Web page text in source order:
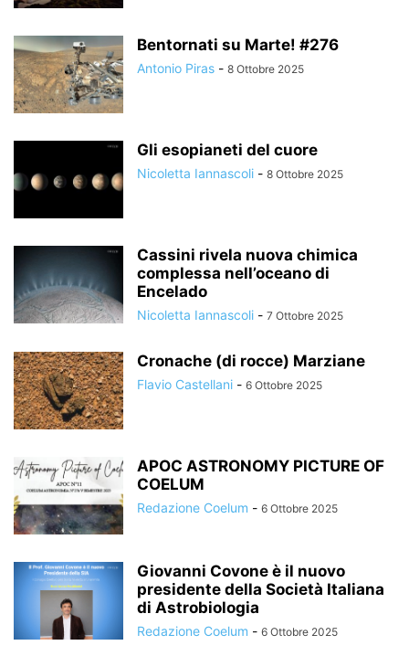
Bentornati su Marte! #276
Antonio Piras - 8 Ottobre 2025
Gli esopianeti del cuore
Nicoletta Iannascoli - 8 Ottobre 2025
Cassini rivela nuova chimica
complessa nell’oceano di
Encelado
Nicoletta Iannascoli - 7 Ottobre 2025
Cronache (di rocce) Marziane
Flavio Castellani - 6 Ottobre 2025
APOC ASTRONOMY PICTURE OF
COELUM
Redazione Coelum - 6 Ottobre 2025
Giovanni Covone è il nuovo
presidente della Società Italiana
di Astrobiologia
Redazione Coelum - 6 Ottobre 2025